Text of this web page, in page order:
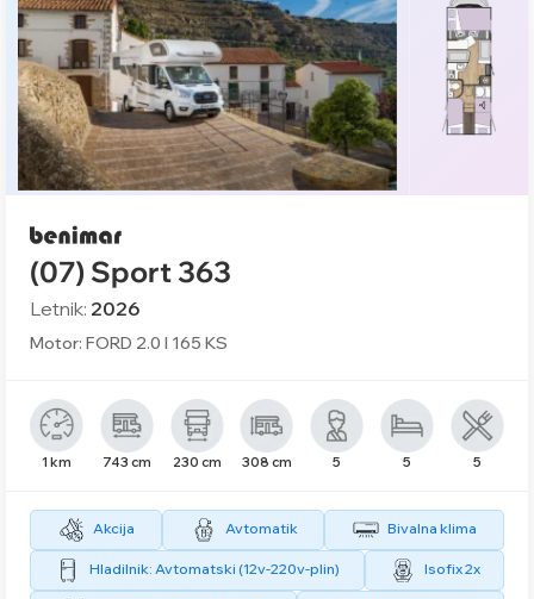
(07) Sport 363
Letnik: 2026
Motor: FORD 2.0 l 165 KS
1 km 743 cm 230 cm 308 cm 5 5 5
Akcija Avtomatik Bivalna klima
Hladilnik: Avtomatski (12v-220v-plin) Isofix 2x